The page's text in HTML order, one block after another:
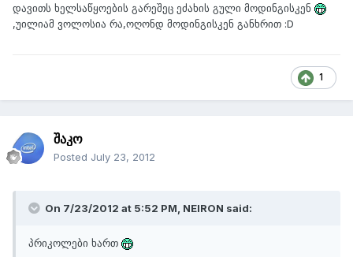
დავითს ხელსაწყოების გარეშეც ეძახის გული მოდინგისკენ
,უილიამ ვოლოსია რა,ოღონდ მოდინგისკენ განხრით :D
1
შაკო
Posted July 23, 2012
On 7/23/2012 at 5:52 PM, NEIRON said:
პრიკოლები ხართ